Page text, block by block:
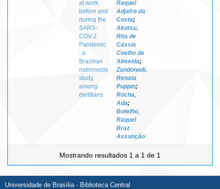
at work
before and
during the
SARS-
COV-2
Pandemic
: a
Brazilian
nationwide
study
among
dietitians
Raquel
Adjafre da
Costa;
Akutsu,
Rita de
Cássia
Coelho de
Almeida;
Zandonadi,
Renata
Puppin;
Rocha,
Ada;
Botelho,
Raquel
Braz
Assunção
Mostrando resultados 1 a 1 de 1
Universidade de Brasília - Biblioteca Central